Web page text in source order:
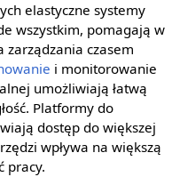
elastyczne systemy
wszystkim, pomagają w
zarządzania czasem
i monitorowanie
umożliwiają łatwą
Platformy do
dostęp do większej
wpływa na większą
pracy.